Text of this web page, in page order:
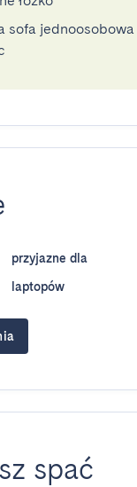
sofa jednoosobowa
przyjazne dla
laptopów
spać